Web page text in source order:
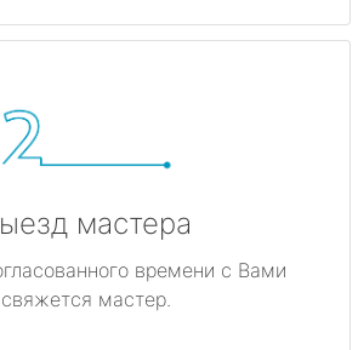
мастера
времени с Вами
свяжется мастер.